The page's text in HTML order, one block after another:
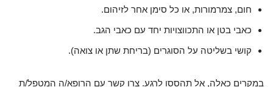
חום, צמרמורות, או כל סימן אחר לזיהום.
כאבי בטן או התכווצויות יחד עם כאבי הגב.
קושי בשליטה על הסוגרים (בריחת שתן או צואה).
במקרים כאלה, אל תהססו לרגע. צרו קשר עם הרופא/ה המטפל/ת